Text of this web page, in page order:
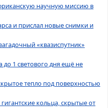
научную миссию в
и прислал новые снимки и
«квазиспутник»
до 1 светового дня ещё не
тепло под поверхностью
кольца, скрытые от